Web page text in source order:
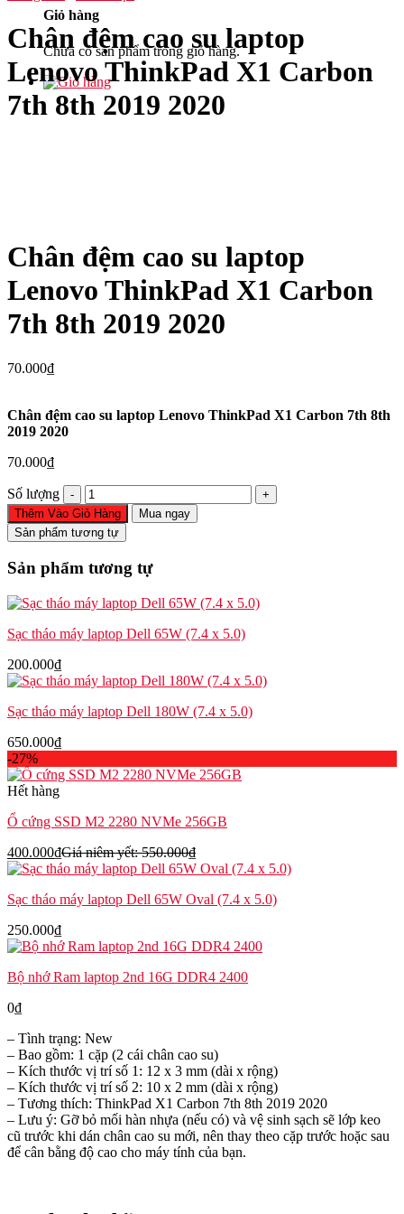
Giỏ hàng
Chưa có sản phẩm trong giỏ hàng.
Chân đệm cao su laptop
Lenovo ThinkPad X1 Carbon
7th 8th 2019 2020
Chân đệm cao su laptop
Lenovo ThinkPad X1 Carbon
7th 8th 2019 2020
70.000₫
Chân đệm cao su laptop Lenovo ThinkPad X1 Carbon 7th 8th
2019 2020
70.000₫
Số lượng
Chân
đệm
cao
su
Lenovo
X1
7th
2020
số
lượng
Thêm Vào Giỏ Hàng
Mua ngay
Sản phẩm tương tự
Sản phẩm tương tự
Sạc tháo máy laptop Dell 65W (7.4 x 5.0)
200.000₫
Sạc tháo máy laptop Dell 180W (7.4 x 5.0)
650.000₫
-27%
Hết hàng
Ổ cứng SSD M2 2280 NVMe 256GB
400.000₫Giá niêm yết:550.000₫
Sạc tháo máy laptop Dell 65W Oval (7.4 x 5.0)
250.000₫
Bộ nhớ Ram laptop 2nd 16G DDR4 2400
0₫
– Tình trạng: New
– Bao gồm: 1 cặp (2 cái chân cao su)
– Kích thước vị trí số 1: 12 x 3 mm (dài x rộng)
– Kích thước vị trí số 2: 10 x 2 mm (dài x rộng)
– Tương thích: ThinkPad X1 Carbon 7th 8th 2019 2020
– Lưu ý: Gỡ bỏ mối hàn nhựa (nếu có) và vệ sinh sạch sẽ lớp keo
cũ trước khi dán chân cao su mới, nên thay theo cặp trước hoặc sau
để cân bằng độ cao cho máy tính của bạn.